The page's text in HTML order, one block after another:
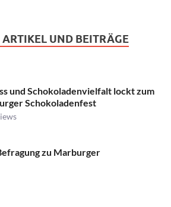
ARTIKEL UND BEITRÄGE
und Schokoladenvielfalt lockt zum
Schokoladenfest
zu Marburger